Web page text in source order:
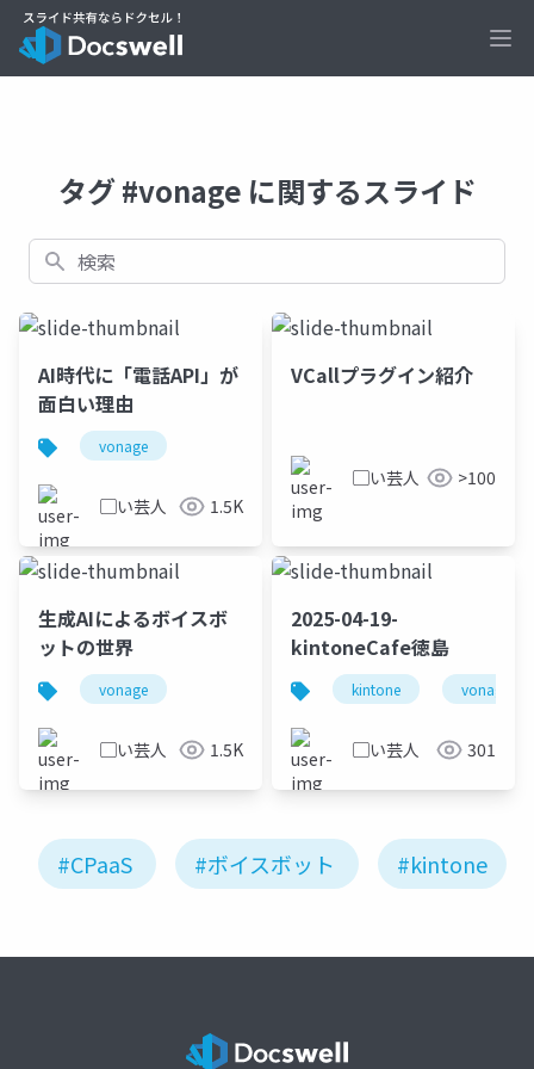
タグ #vonage に関するスライド
検索
AI時代に「電話API」が
面白い理由
vonage
▢い芸人 1.5K
VCallプラグイン紹介
▢い芸人 >100
生成AIによるボイスボ
ットの世界
vonage
▢い芸人 1.5K
2025-04-19-
kintoneCafe徳島
kintone vonage
▢い芸人 301
#CPaaS #ボイスボット #kintone